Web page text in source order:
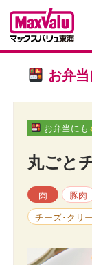
お弁当
お弁当にも
丸ごと
肉 豚肉
チーズ･クリ